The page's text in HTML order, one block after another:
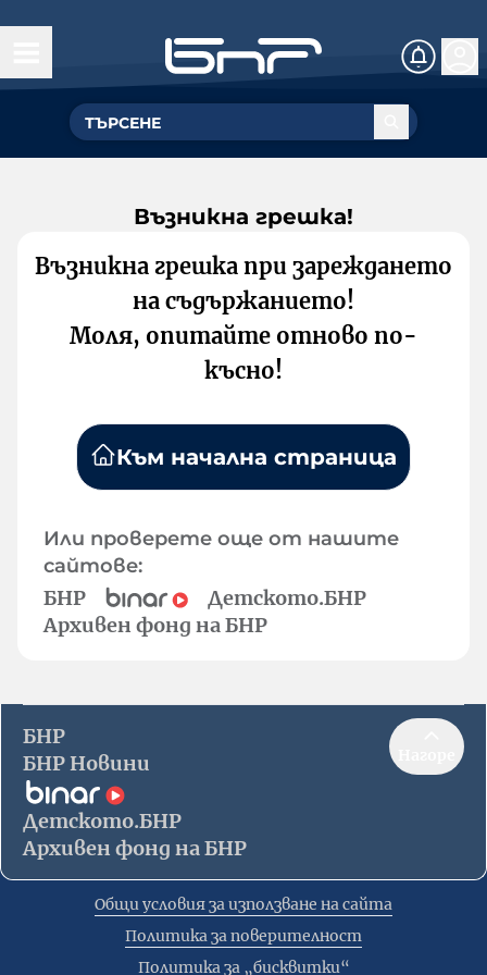
Възникна грешка!
Възникна грешка при зареждането
на съдържанието!
Моля, опитайте отново по-
късно!
Към начална страница
Или проверете още от нашите
сайтове:
БНР
Детското.БНР
Архивен фонд на БНР
БНР
БНР Новини
Детското.БНР
Архивен фонд на БНР
Общи условия за използване на сайта
Политика за поверителност
Политика за „бисквитки“